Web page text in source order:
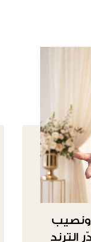
ونصيب
الترند